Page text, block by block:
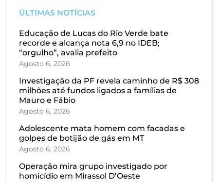
ÚLTIMAS NOTÍCIAS
Educação de Lucas do Rio Verde bate
recorde e alcança nota 6,9 no IDEB;
“orgulho”, avalia prefeito
Agosto 6, 2026
Investigação da PF revela caminho de R$ 308
milhões até fundos ligados a famílias de
Mauro e Fábio
Agosto 6, 2026
Adolescente mata homem com facadas e
golpes de botijão de gás em MT
Agosto 6, 2026
Operação mira grupo investigado por
homicídio em Mirassol D’Oeste